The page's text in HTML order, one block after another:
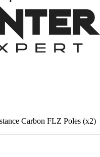
Carbon FLZ Poles (x2)